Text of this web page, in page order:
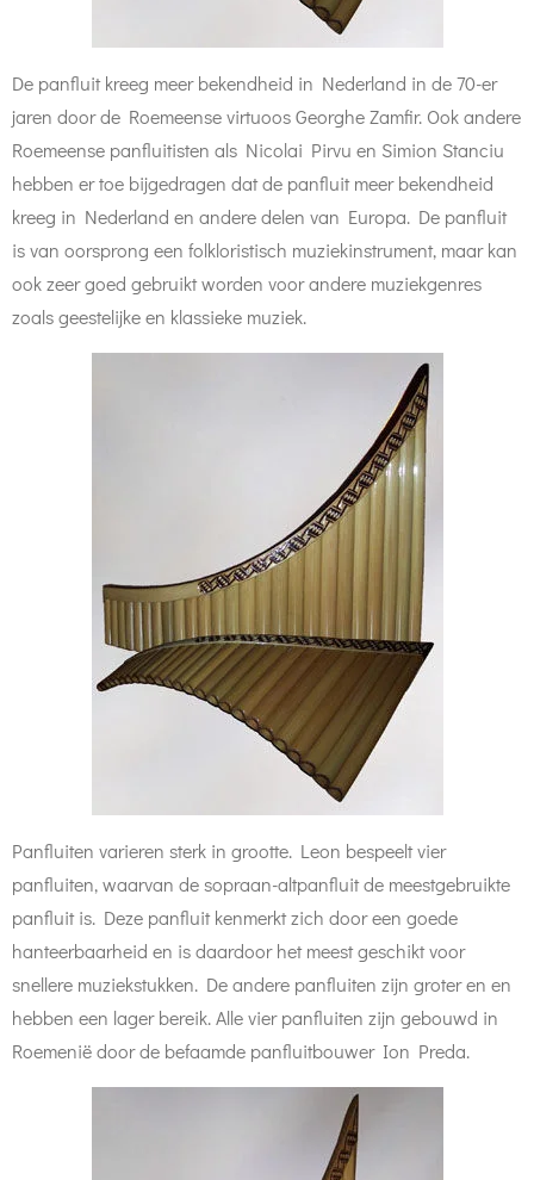
De panfluit kreeg meer bekendheid in Nederland in de 70-er
jaren door de Roemeense virtuoos Georghe Zamfir. Ook andere
Roemeense panfluitisten als Nicolai Pirvu en Simion Stanciu
hebben er toe bijgedragen dat de panfluit meer bekendheid
kreeg in Nederland en andere delen van Europa. De panfluit
is van oorsprong een folkloristisch muziekinstrument, maar kan
ook zeer goed gebruikt worden voor andere muziekgenres
zoals geestelijke en klassieke muziek.
Panfluiten varieren sterk in grootte. Leon bespeelt vier
panfluiten, waarvan de sopraan-altpanfluit de meestgebruikte
panfluit is. Deze panfluit kenmerkt zich door een goede
hanteerbaarheid en is daardoor het meest geschikt voor
snellere muziekstukken. De andere panfluiten zijn groter en en
hebben een lager bereik. Alle vier panfluiten zijn gebouwd in
Roemenië door de befaamde panfluitbouwer Ion Preda.